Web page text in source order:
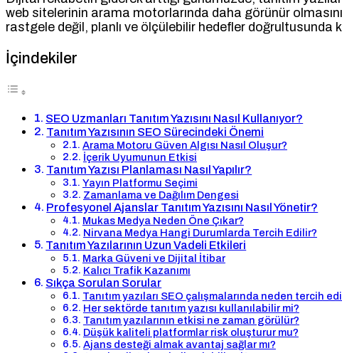
web sitelerinin arama motorlarında daha görünür
rastgele değil, planlı ve ölçülebilir hedefler doğrultusunda
İçindekiler
SEO Uzmanları Tanıtım Yazısını Nasıl Kullanıyor?
Tanıtım Yazısının SEO Sürecindeki Önemi
Arama Motoru Güven Algısı Nasıl Oluşur?
İçerik Uyumunun Etkisi
Tanıtım Yazısı Planlaması Nasıl Yapılır?
Yayın Platformu Seçimi
Zamanlama ve Dağılım Dengesi
Profesyonel Ajanslar Tanıtım Yazısını Nasıl Yönetir?
Mukas Medya Neden Öne Çıkar?
Nirvana Medya Hangi Durumlarda Tercih Edilir?
Tanıtım Yazılarının Uzun Vadeli Etkileri
Marka Güveni ve Dijital İtibar
Kalıcı Trafik Kazanımı
Sıkça Sorulan Sorular
Tanıtım yazıları SEO çalışmalarında neden tercih
Her sektörde tanıtım yazısı kullanılabilir mi?
Tanıtım yazılarının etkisi ne zaman görülür?
Düşük kaliteli platformlar risk oluşturur mu?
Ajans desteği almak avantaj sağlar mı?